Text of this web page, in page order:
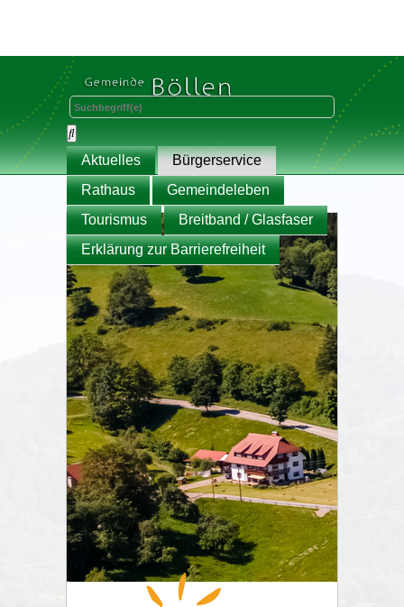
Aktuelles
Bürgerservice
Rathaus
Gemeindeleben
Tourismus
Breitband / Glasfaser
Erklärung zur Barrierefreiheit